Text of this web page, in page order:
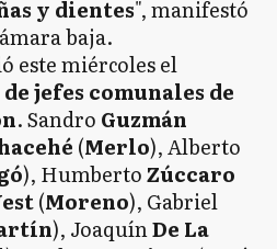
y dientes", manifestó
baja.
este miércoles el
jefes comunales de
. Sandro Guzmán
(Merlo), Alberto
), HumbertoZúccaro
(Moreno), Gabriel
), JoaquínDe La